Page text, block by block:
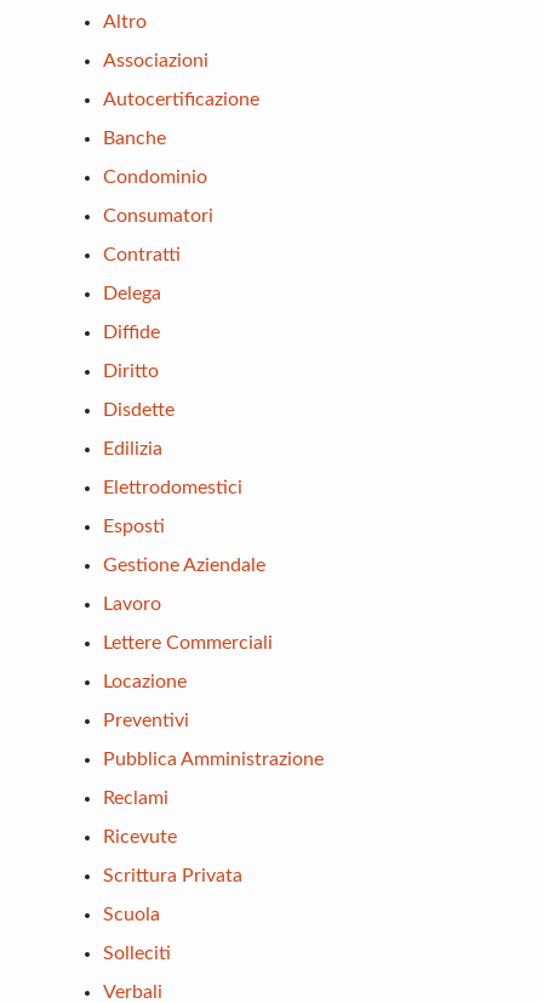
Altro
Associazioni
Autocertificazione
Banche
Condominio
Consumatori
Contratti
Delega
Diffide
Diritto
Disdette
Edilizia
Elettrodomestici
Esposti
Gestione Aziendale
Lavoro
Lettere Commerciali
Locazione
Preventivi
Pubblica Amministrazione
Reclami
Ricevute
Scrittura Privata
Scuola
Solleciti
Verbali